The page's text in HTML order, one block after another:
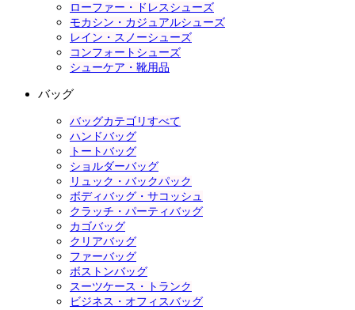
ローファー・ドレスシューズ
モカシン・カジュアルシューズ
レイン・スノーシューズ
コンフォートシューズ
シューケア・靴用品
バッグ
バッグカテゴリすべて
ハンドバッグ
トートバッグ
ショルダーバッグ
リュック・バックパック
ボディバッグ・サコッシュ
クラッチ・パーティバッグ
カゴバッグ
クリアバッグ
ファーバッグ
ボストンバッグ
スーツケース・トランク
ビジネス・オフィスバッグ